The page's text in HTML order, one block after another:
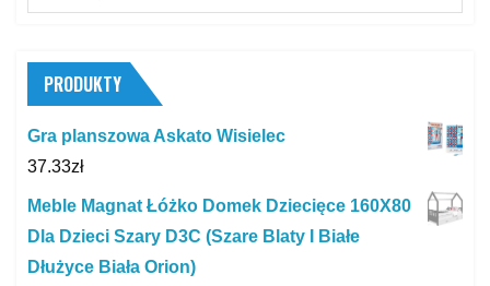
for:
PRODUKTY
Gra planszowa Askato Wisielec
37.33zł
Meble Magnat Łóżko Domek Dziecięce 160X80
Dla Dzieci Szary D3C (Szare Blaty I Białe
Dłużyce Biała Orion)